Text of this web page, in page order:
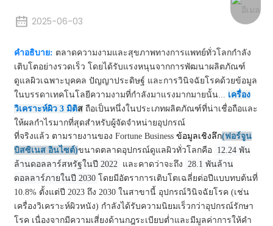
2025-06-03
คำอธิบาย: ตลาดความงามและสุขภาพทางการแพทย์ทั่วโลกกำลัง
เติบโตอย่างรวดเร็ว โดยได้รับแรงหนุนจากการพัฒนาผลิตภัณฑ์
ดูแลผิวเฉพาะบุคคล ปัญญาประดิษฐ์ และการวินิจฉัยโรคด้วยข้อมูล
ในบรรดาเทคโนโลยีความงามที่กำลังมาแรงมากมายนั้น... เครื่อง
วิเคราะห์ผิว 3 มิติสถือเป็นหนึ่งในประเภทผลิตภัณฑ์ที่น่าเชื่อถือและ
ให้ผลกำไรมากที่สุดสำหรับผู้จัดจำหน่ายอุปกรณ์
ที่จริงแล้ว ตามรายงานของ Fortune Business ข้อมูลเชิงลึก(ฟอร์จูน
บิสซิเนส อินไซต์)ขนาดตลาดอุปกรณ์ดูแลผิวทั่วโลกคือ 12.24 พัน
ล้านดอลลาร์สหรัฐในปี 2022
และคาดว่าจะถึง 28.1 พันล้าน
ดอลลาร์ภายในปี 2030 โดยมีอัตราการเติบโตเฉลี่ยต่อปีแบบทบต้นที่
10.8% ตั้งแต่ปี 2023 ถึง 2030 ในสาขานี้ อุปกรณ์วินิจฉัยโรค (เช่น
เครื่องวิเคราะห์ผิวหนัง) กำลังได้รับความนิยมเร็วกว่าอุปกรณ์รักษา
โรค เนื่องจากมีความเสี่ยงด้านกฎระเบียบต่ำและมีมูลค่าการให้คำ